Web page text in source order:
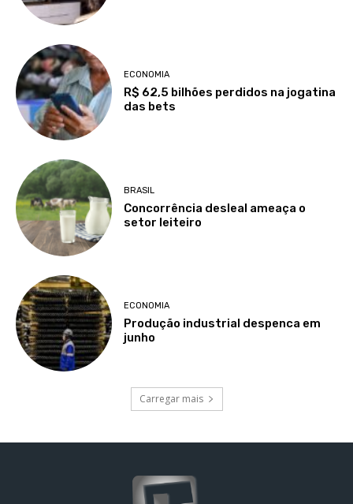
ECONOMIA
R$ 62,5 bilhões perdidos na jogatina
das bets
BRASIL
Concorrência desleal ameaça o
setor leiteiro
ECONOMIA
Produção industrial despenca em
junho
Carregar mais